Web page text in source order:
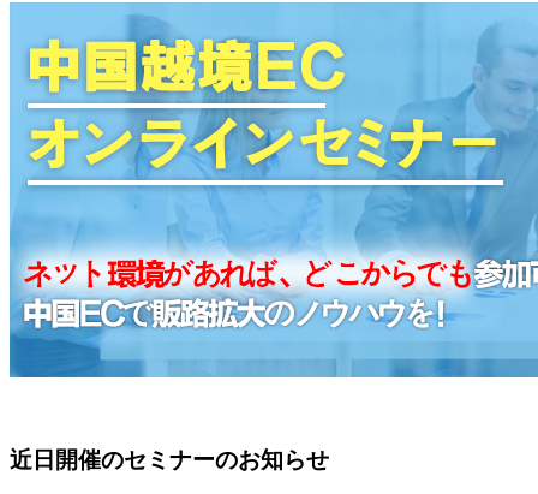
近日開催のセミナーのお知らせ